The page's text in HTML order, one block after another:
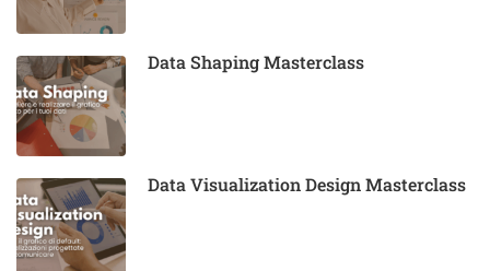
Data Shaping Masterclass
Data Visualization Design Masterclass